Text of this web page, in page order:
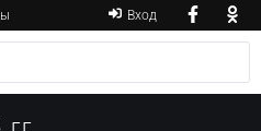
Вход